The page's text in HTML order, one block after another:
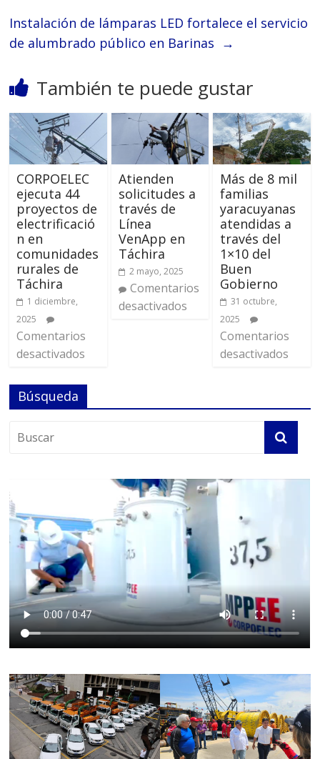
Instalación de lámparas LED fortalece el servicio
de alumbrado público en Barinas →
También te puede gustar
CORPOELEC
ejecuta 44
proyectos de
electrificació
n en
comunidades
rurales de
Táchira
1 diciembre,
2025
Comentarios
desactivados
Atienden
solicitudes a
través de
Línea
VenApp en
Táchira
2 mayo, 2025
Comentarios
desactivados
Más de 8 mil
familias
yaracuyanas
atendidas a
través del
1×10 del
Buen
Gobierno
31 octubre,
2025
Comentarios
desactivados
Búsqueda